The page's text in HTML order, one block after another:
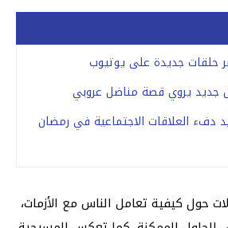
حلقات جديدة على يوتيوب
جديد يروي قصة مناضل عروبي
دفء العلاقات الاجتماعية في رمضان
حول كيفية تعامل الناس مع الأزمات،